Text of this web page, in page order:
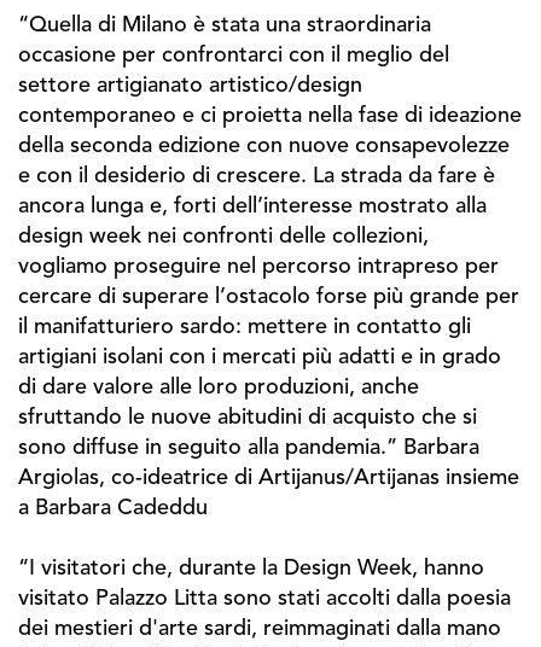
“Quella di Milano è stata una straordinaria
occasione per confrontarci con il meglio del
settore artigianato artistico/design
contemporaneo e ci proietta nella fase di ideazione
della seconda edizione con nuove consapevolezze
e con il desiderio di crescere. La strada da fare è
ancora lunga e, forti dell’interesse mostrato alla
design week nei confronti delle collezioni,
vogliamo proseguire nel percorso intrapreso per
cercare di superare l’ostacolo forse più grande per
il manifatturiero sardo: mettere in contatto gli
artigiani isolani con i mercati più adatti e in grado
di dare valore alle loro produzioni, anche
sfruttando le nuove abitudini di acquisto che si
sono diffuse in seguito alla pandemia.” Barbara
Argiolas, co-ideatrice di Artijanus/Artijanas insieme
a Barbara Cadeddu
“I visitatori che, durante la Design Week, hanno
visitato Palazzo Litta sono stati accolti dalla poesia
dei mestieri d'arte sardi, reimmaginati dalla mano